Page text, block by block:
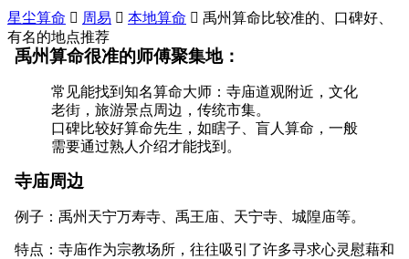
星尘算命  周易  本地算命  禹州算命比较准的、口碑好、
有名的地点推荐
禹州算命很准的师傅聚集地：
常见能找到知名算命大师：寺庙道观附近，文化
老街，旅游景点周边，传统市集。
口碑比较好算命先生，如瞎子、盲人算命，一般
需要通过熟人介绍才能找到。
寺庙周边
例子：禹州天宁万寿寺、禹王庙、天宁寺、城隍庙等。
特点：寺庙作为宗教场所，往往吸引了许多寻求心灵慰藉和